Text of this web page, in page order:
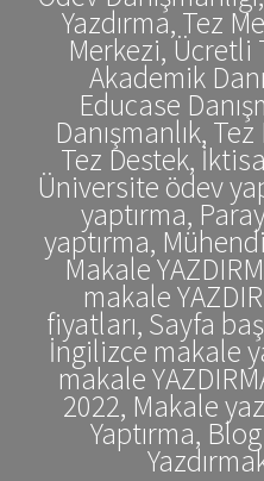
Yazdırma, Tez
Merkezi, Ücretli
Akademik
Educase
Danışmanlık,
Tez Destek,
Üniversite ödev
yaptırma,
yaptırma,
Makale
makale
fiyatları, Sayfa
İngilizce makale
makale
2022, Makale
Yaptırma,